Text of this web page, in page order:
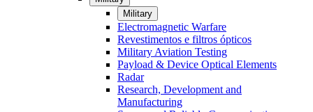
Military
Electromagnetic Warfare
Revestimentos e filtros ópticos
Military Aviation Testing
Payload & Device Optical Elements
Radar
Research, Development and
Manufacturing